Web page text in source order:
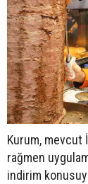
Kurum, mevcut
rağmen
indirim